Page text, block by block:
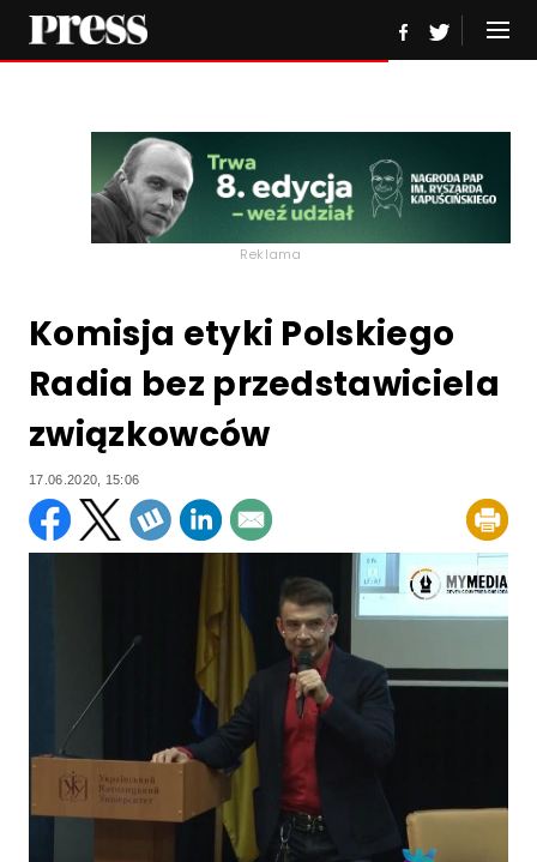
Reklama
Komisja etyki Polskiego
Radia bez przedstawiciela
związkowców
17.06.2020, 15:06